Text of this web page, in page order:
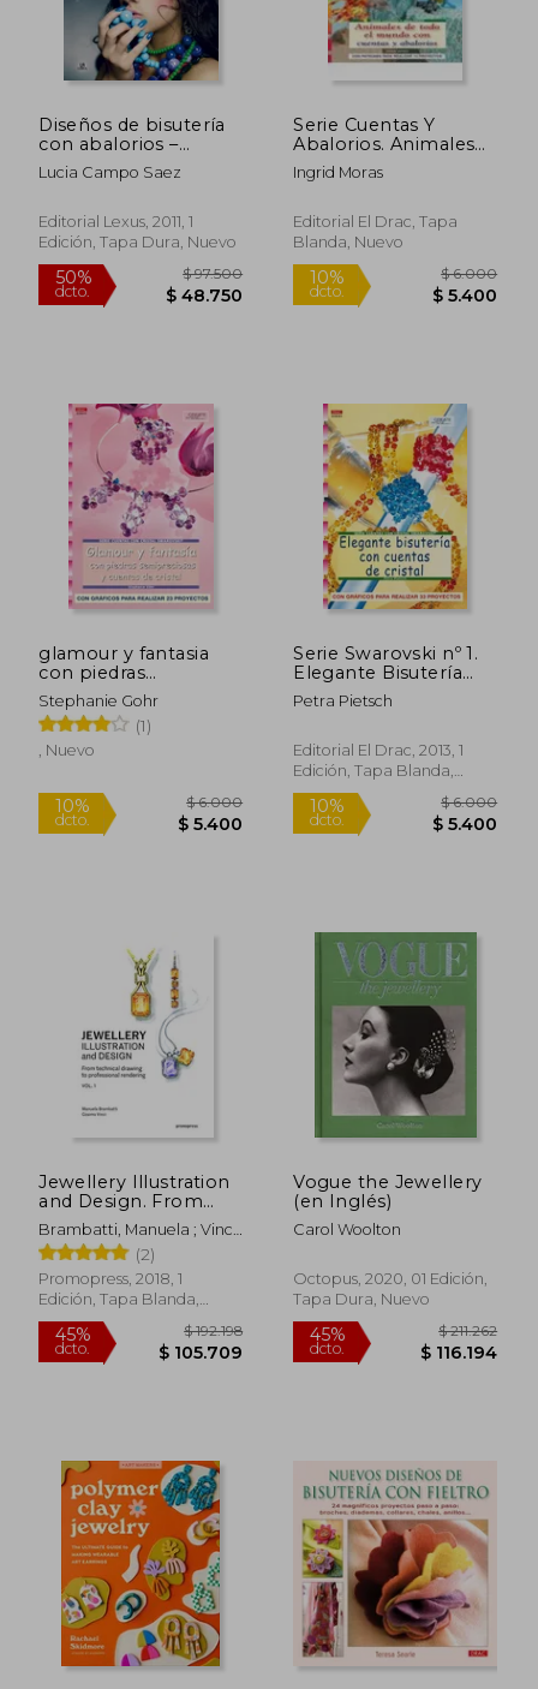
45%
dcto.
$ 137.608
$ 75.684
10%
dcto.
Diseños de bisutería
con abalorios –
Proyectos paso a
paso para crear
Lucia Campo Saez
Editorial Lexus, 2011, 1
Edición, Tapa Dura, Nuevo
50%
dcto.
Serie Cuentas Y
Abalorios. Animales
De Todo El Mundo
Con Cuentas Y
51
Ingrid Moras
Editorial El Drac, Tapa
Blanda, Nuevo
10%
dcto.
glamour y fantasia
con piedras
semipreciosas
Stephanie Gohr
(1)
, Nuevo
10% $ 6.000
Serie Swarovski nº 1.
Elegante Bisutería
con Cuentas
Swarovski (cp - S.
Petra Pietsch
Editorial El Drac, 2013, 1
Edición, Tapa Blanda,
Nuevo
10%
Jewellery Illustration
and Design. From
Technical Drawing to
Professional
Rendering Vol. 1 (en
Inglés)
Brambatti, Manuela ; Vinci,
Cosimo ; Possamai,
Alessandra
(2)
Promopress, 2018, 1
Edición, Tapa Blanda,
Nuevo
Vogue the Jewellery
(en Inglés)
Carol Woolton
Octopus, 2020, 01 Edición,
Tapa Dura, Nuevo